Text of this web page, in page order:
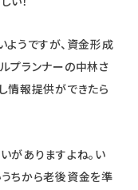
ようですが、資金形成
プランナーの中林さ
情報提供ができたら
がありますよね。い
ちから老後資金を準